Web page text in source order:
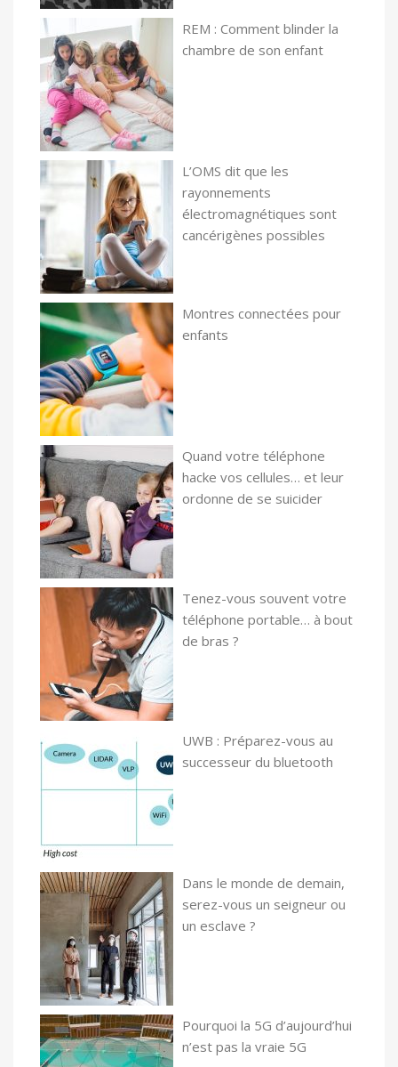
REM : Comment blinder la
chambre de son enfant
L’OMS dit que les
rayonnements
électromagnétiques sont
cancérigènes possibles
Montres connectées pour
enfants
Quand votre téléphone
hacke vos cellules… et leur
ordonne de se suicider
Tenez-vous souvent votre
téléphone portable… à bout
de bras ?
UWB : Préparez-vous au
successeur du bluetooth
Dans le monde de demain,
serez-vous un seigneur ou
un esclave ?
Pourquoi la 5G d’aujourd’hui
n’est pas la vraie 5G